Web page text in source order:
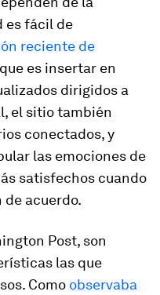
es fácil de
reciente de
es insertar en
dirigidos a
el sitio también
conectados, y
las emociones de
satisfechos cuando
de acuerdo.
Post, son
las que
Como observaba